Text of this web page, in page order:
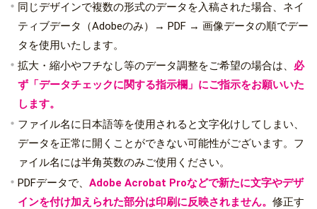
同じデザインで複数の形式のデータを入稿された場合、ネイ
ティブデータ（Adobeのみ）→ PDF → 画像データの順でデー
タを使用いたします。
拡大・縮小やフチなし等のデータ調整をご希望の場合は、 必
ず「データチェックに関する指示欄」にご指示をお願いいた
します。
ファイル名に日本語等を使用されると文字化けしてしまい、
データを正常に開くことができない可能性がございます。フ
ァイル名には半角英数のみご使用ください。
PDFデータで、 Adobe Acrobat Proなどで新たに文字やデザ
インを付け加えられた部分は印刷に反映されません。 修正す